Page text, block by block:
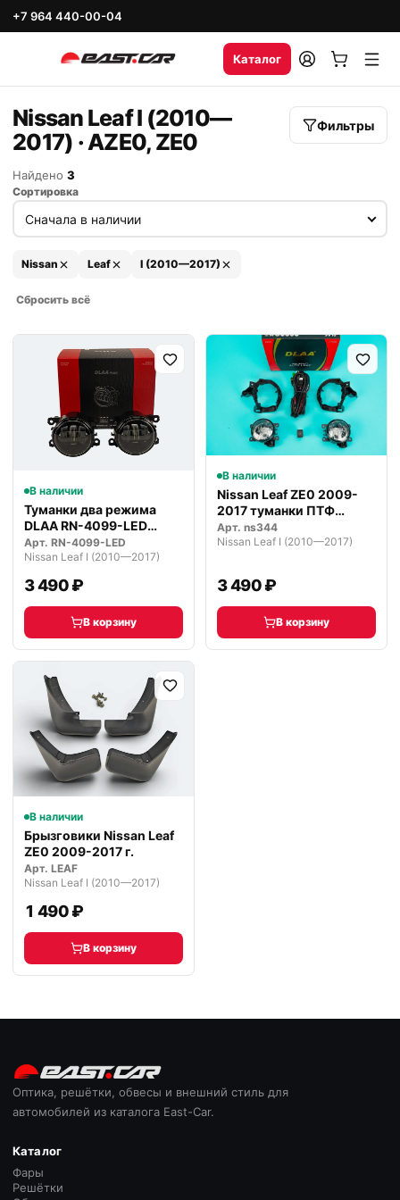
+7 964 440-00-04
Каталог
Nissan Leaf I (2010—
2017) · AZE0, ZE0
Фильтры
Найдено 3
Сортировка
Nissan Leaf I (2010—2017)
Сбросить всё
В наличии
Туманки два режима
DLAA RN-4099-LED
светодиодные
Арт. RN-4099-LED
Nissan Leaf I (2010—2017)
3 490 ₽
В корзину
В наличии
Nissan Leaf ZE0 2009-
2017 туманки ПТФ
комплект
Арт. ns344
Nissan Leaf I (2010—2017)
3 490 ₽
В корзину
В наличии
Брызговики Nissan Leaf
ZE0 2009-2017 г.
Арт. LEAF
Nissan Leaf I (2010—2017)
1 490 ₽
В корзину
Оптика, решётки, обвесы и внешний стиль для
автомобилей из каталога East-Car.
Каталог
Фары
Решётки